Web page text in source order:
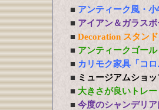
■ アンティーク風・
■ アイアン＆ガラス
■ Decoration スタン
■ アンティークゴー
■ カリモク家具「コ
■ ミュージアムショ
■ 大きさが良いトレ
■ 今度のシャンデリ